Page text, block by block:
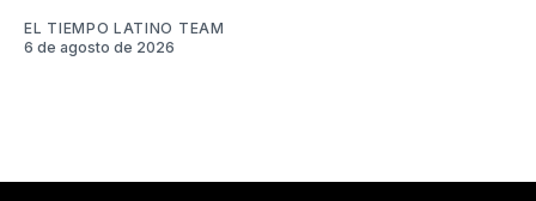
EL TIEMPO LATINO TEAM
6 de agosto de 2026